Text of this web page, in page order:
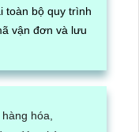
toàn bộ quy trình
vận đơn và lưu